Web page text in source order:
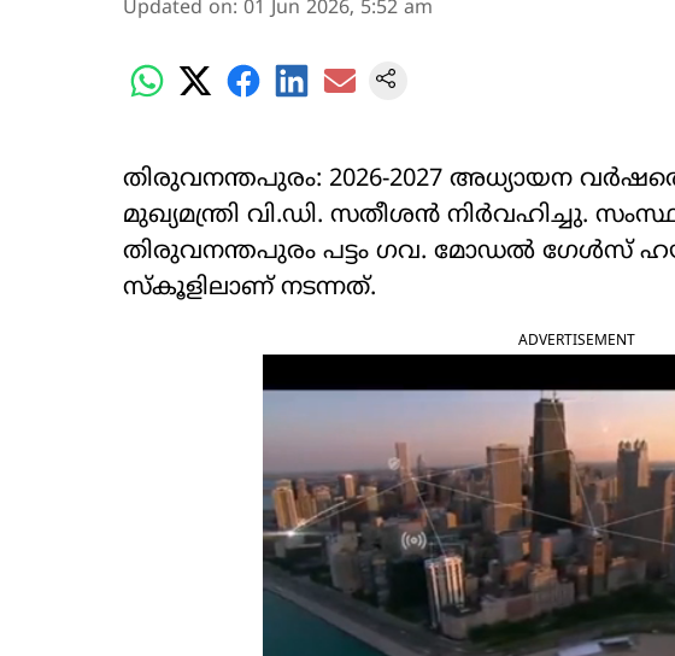
Updated on: 01 Jun 2026, 5:52 am
തിരുവനന്തപുരം: 2026-2027 അധ്യായന
മുഖ്യമന്ത്രി വി.ഡി. സതീശൻ നിർവഹിച്ചു.
തിരുവനന്തപുരം പട്ടം ഗവ. മോഡല്‍ ഗേള്‍സ്
സ്‌കൂളിലാണ് നടന്നത്.
ADVERTISEMENT